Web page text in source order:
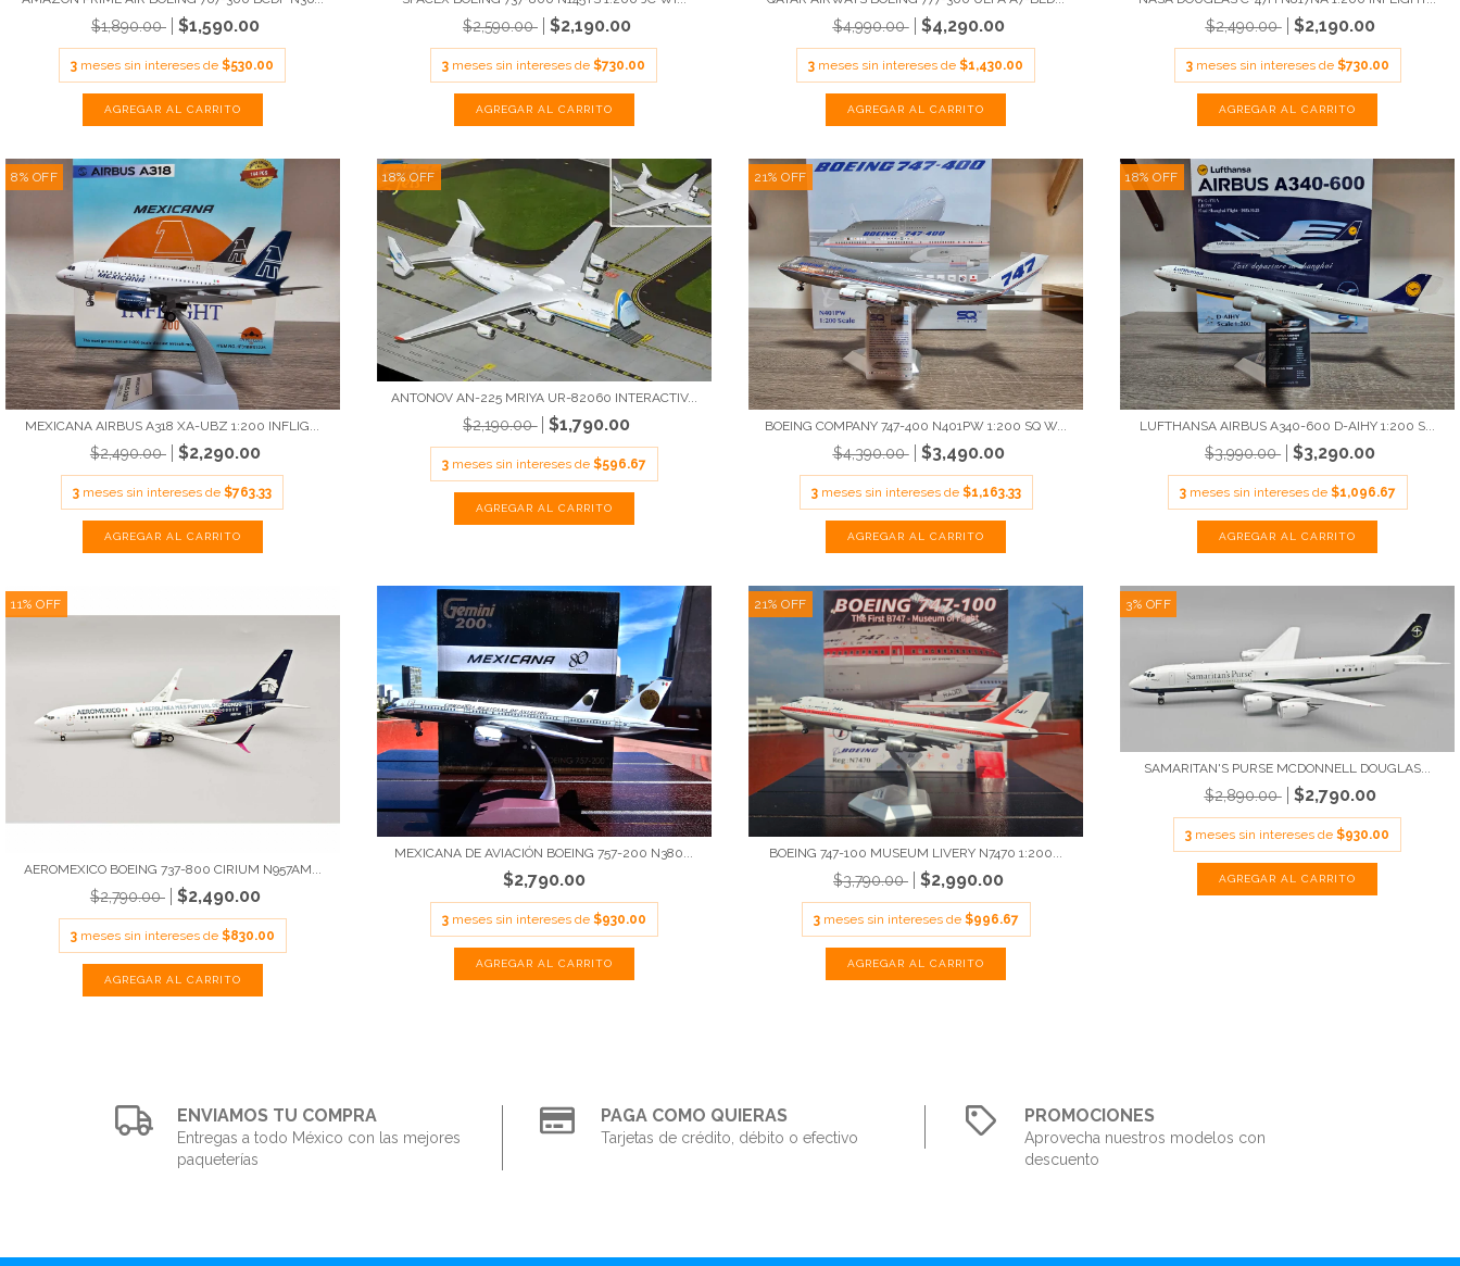
$1,890.00 $1,590.00
3 meses sin intereses de$530.00
$2,590.00 $2,190.00
3 meses sin intereses de$730.00
$4,990.00 $4,290.00
3 meses sin intereses de$1,430.00
$2,490.00 $2,190.00
3 meses sin intereses de $730.00
8% OFF
MEXICANA AIRBUS A318 XA-UBZ 1:200 INFLIG...
$2,490.00 $2,290.00
3 meses sin intereses de$763.33
18%OFF
ANTONOV AN-225 MRIYA UR-82060 INTERACTIV...
$2,190.00 $1,790.00
3 meses sin intereses de $596.67
21%OFF
BOEING COMPANY 747-400 N401PW 1:200 SQ W...
$4,390.00 $3,490.00
3 meses sin intereses de $1,163.33
18%OFF
LUFTHANSA AIRBUS A340-600 D-AIHY 1:200 S...
$3,990.00 $3,290.00
3 meses sin intereses de $1,096.67
11% OFF
AEROMEXICO BOEING 737-800 CIRIUM N957AM...
$2,790.00 $2,490.00
3 meses sin intereses de $830.00
MEXICANA DE AVIACIÓN BOEING 757-200 N380...
$2,790.00
3 meses sin intereses de $930.00
21%OFF
BOEING 747-100 MUSEUM LIVERY N7470 1:200...
$3,790.00 $2,990.00
3 meses sin intereses de $996.67
3% OFF
SAMARITAN'S PURSE MCDONNELL DOUGLAS...
$2,890.00 $2,790.00
3 meses sin intereses de$930.00
ENVIAMOS TU COMPRA
Entregas a todo México con las mejores
paqueterías
PAGA COMO QUIERAS
Tarjetas de crédito, débito o efectivo
PROMOCIONES
Aprovecha nuestros modelos con
descuento